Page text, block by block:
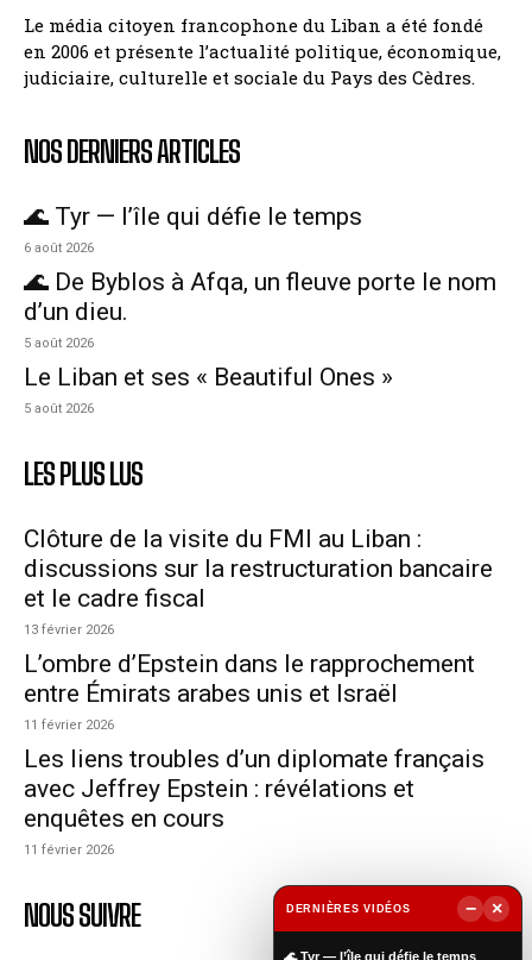
Le média citoyen francophone du Liban a été fondé
en 2006 et présente l’actualité politique, économique,
judiciaire, culturelle et sociale du Pays des Cèdres.
NOS DERNIERS ARTICLES
🌊 Tyr — l’île qui défie le temps
6 août 2026
🌊 De Byblos à Afqa, un fleuve porte le nom
d’un dieu.
5 août 2026
Le Liban et ses « Beautiful Ones »
5 août 2026
LES PLUS LUS
Clôture de la visite du FMI au Liban :
discussions sur la restructuration bancaire
et le cadre fiscal
13 février 2026
L’ombre d’Epstein dans le rapprochement
entre Émirats arabes unis et Israël
11 février 2026
Les liens troubles d’un diplomate français
avec Jeffrey Epstein : révélations et
enquêtes en cours
11 février 2026
NOUS SUIVRE DERNIÈRES VIDÉOS −
×
🌊 Tyr — l’île qui défie le temps